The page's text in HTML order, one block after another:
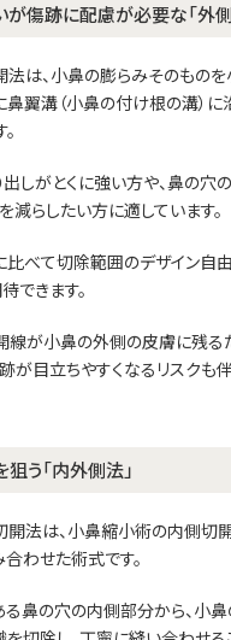
傷跡に配慮が必要な「外
は、小鼻の膨らみそのものを
鼻翼溝（小鼻の付け根の溝）
しがとくに強い方や、鼻の穴
減らしたい方に適しています。
べて切除範囲のデザイン自由
できます。
線が小鼻の外側の皮膚に残る
が目立ちやすくなるリスクも
う「内外側法」
法は、小鼻縮小術の内側切
わせた術式です。
鼻の穴の内側部分から、小